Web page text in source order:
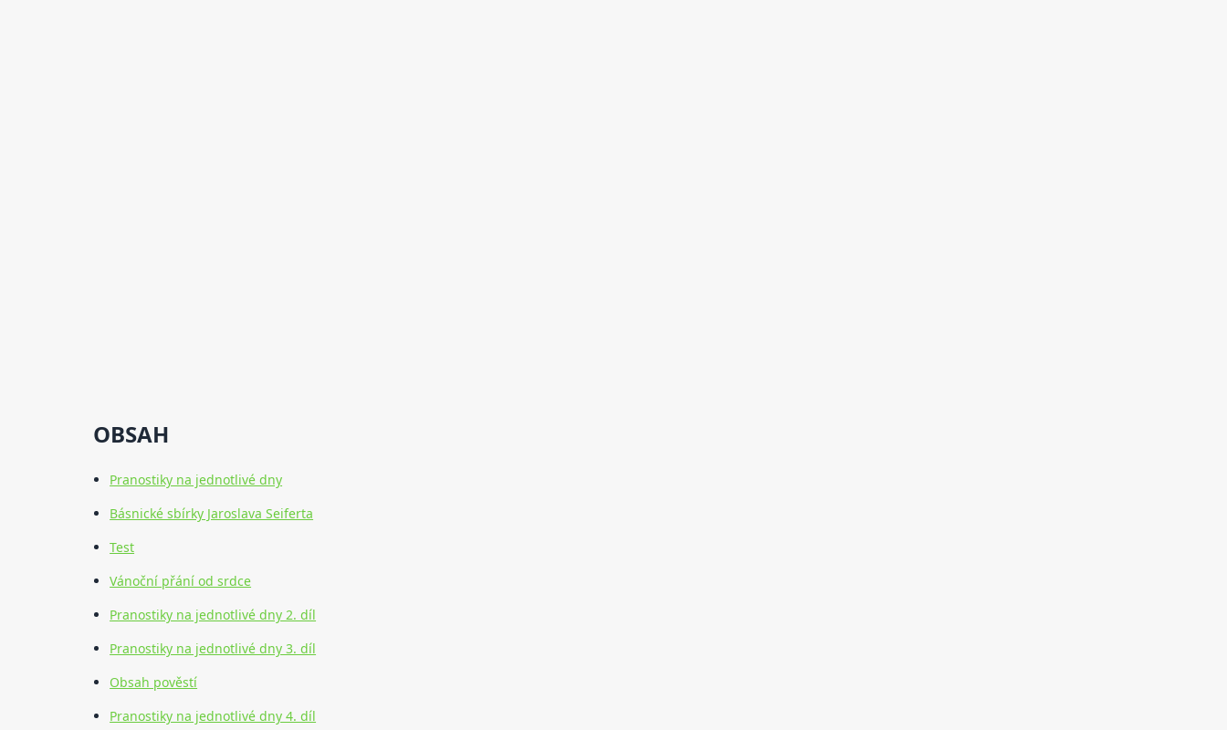
OBSAH
Pranostiky na jednotlivé dny
Básnické sbírky Jaroslava Seiferta
Test
Vánoční přání od srdce
Pranostiky na jednotlivé dny 2. díl
Pranostiky na jednotlivé dny 3. díl
Obsah pověstí
Pranostiky na jednotlivé dny 4. díl